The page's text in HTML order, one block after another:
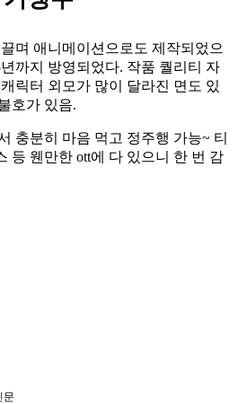
며 애니메이션으로도 제작되었으
까지 방영되었다. 작품 퀄리티 자
릭터 외모가 많이 달라진 면도 있
호가 있음.
충분히 마음 먹고 정주행 가능~ 티
등 웬만한 ott에 다 있으니 한 번 감
문